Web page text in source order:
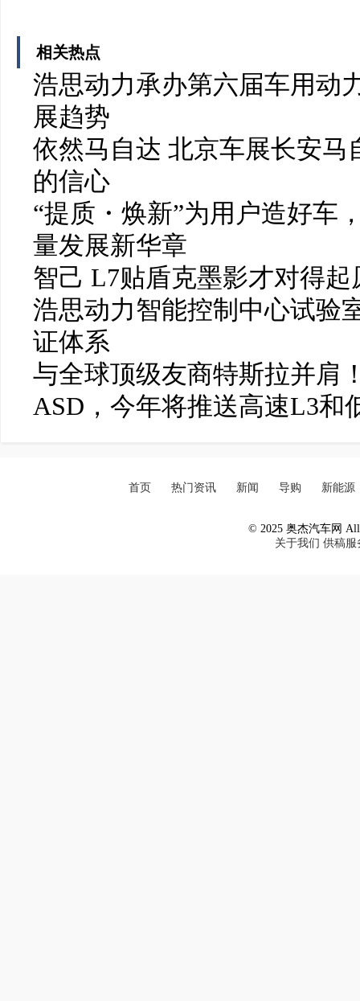
相关热点
浩思动力承办第六届车用动
展趋势
依然马自达 北京车展长安
的信心
“提质・焕新”为用户造好车
量发展新华章
智己 L7贴盾克墨影才对得起
浩思动力智能控制中心试验
证体系
与全球顶级友商特斯拉并肩
ASD，今年将推送高速L3和
首页 热门资讯 新闻 导购 新能源
© 2025 奥杰汽车网 All
关于我们 供稿服